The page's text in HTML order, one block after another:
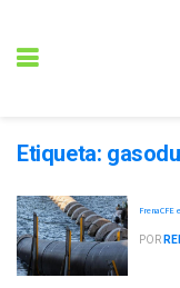
Etiqueta:
Frena CFE
POR